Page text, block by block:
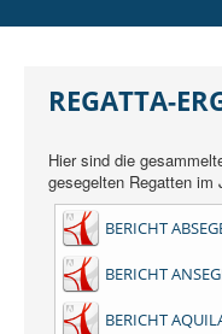
DER SCHO
REGATTEN
RUND UMS
MITGLIEDER
REGATTA-
Hier sind die
gesegelten Regatten im
BERICHT
BERICHT
BERICHT